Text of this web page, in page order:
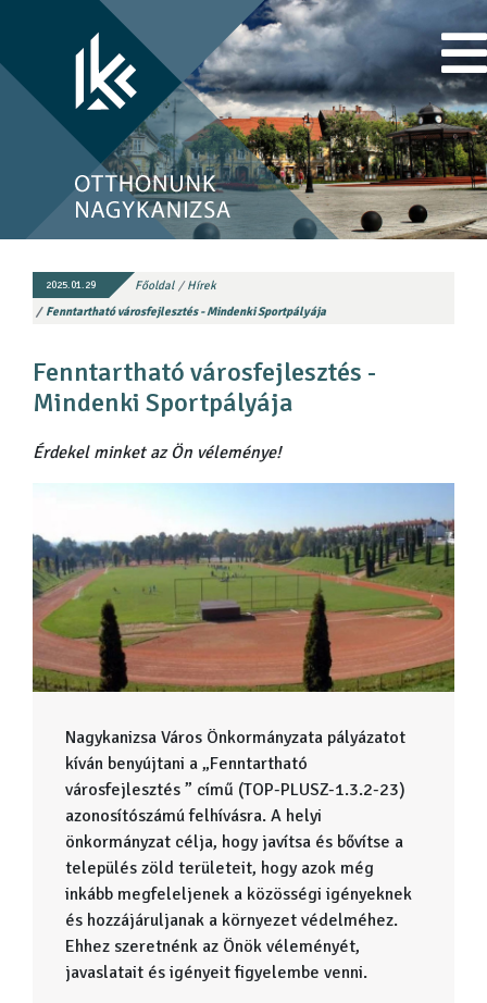
2025.01.29 Főoldal
Hírek
Fenntartható városfejlesztés - Mindenki Sportpályája
Fenntartható városfejlesztés -
Mindenki Sportpályája
Érdekel minket az Ön véleménye!
Nagykanizsa Város Önkormányzata pályázatot
kíván benyújtani a „Fenntartható
városfejlesztés ” című (TOP-PLUSZ-1.3.2-23)
azonosítószámú felhívásra. A helyi
önkormányzat célja, hogy javítsa és bővítse a
település zöld területeit, hogy azok még
inkább megfeleljenek a közösségi igényeknek
és hozzájáruljanak a környezet védelméhez.
Ehhez szeretnénk az Önök véleményét,
javaslatait és igényeit figyelembe venni.